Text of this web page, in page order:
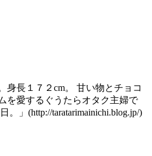
身長１７２cm。 甘い物とチョコ
を愛するぐうたらオタク主婦で
。」(http://taratarimainichi.blog.jp/)